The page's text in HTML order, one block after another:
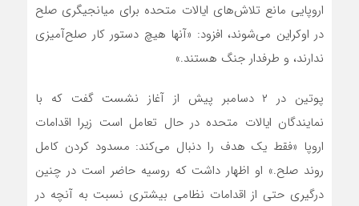
اروپایی مانع تلاش‌های ایالات متحده برای میانجیگری صلح
در اوکراین می‌شوند، افزود: «آنها هیچ دستور کار صلح‌آمیزی
ندارند، و طرفدار جنگ هستند.»
پوتین در ۲ دسامبر پیش از آغاز نشست گفت که با
نمایندگان ایالات متحده در حال تعامل است زیرا اقدامات
اروپا «فقط یک هدف را دنبال می‌کند: مسدود کردن کامل
روند صلح.» او اظهار داشت که روسیه حاضر است در چنین
درگیری حتی از اقدامات نظامی بیشتری نسبت به آنچه در